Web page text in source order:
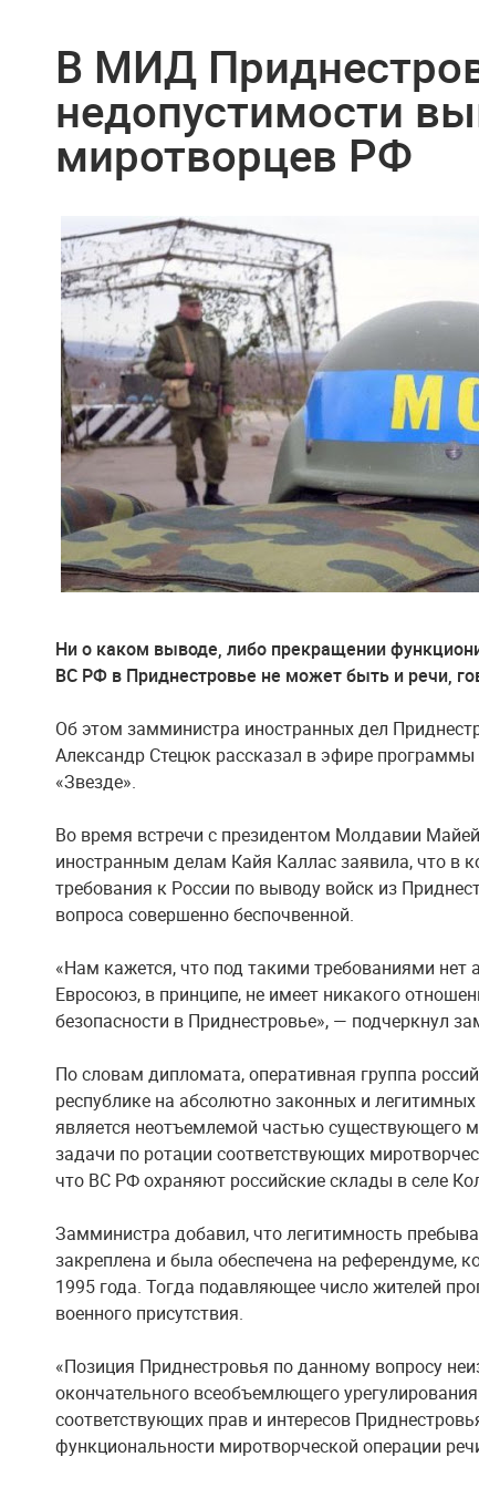
В МИД
недопустимости
миротворцев РФ
Ни о каком выводе, либо прекращении
ВС РФ в Приднестровье не может быть и речи,
Об этом замминистра иностранных дел
Александр Стецюк рассказал в эфире
«Звезде».
Во время встречи с президентом Молдавии
иностранным делам Кайя Каллас заявила, что в
требования к России по выводу войск из
вопроса совершенно беспочвенной.
«Нам кажется, что под такими требованиями
Евросоюз, в принципе, не имеет никакого
безопасности в Приднестровье», — подчеркнул
По словам дипломата, оперативная группа
республике на абсолютно законных и
является неотъемлемой частью существующего
задачи по ротации соответствующих
что ВС РФ охраняют российские склады в селе
Замминистра добавил, что легитимность
закреплена и была обеспечена на референдуме,
1995 года. Тогда подавляющее число жителей
военного присутствия.
«Позиция Приднестровья по данному вопросу
окончательного всеобъемлющего
соответствующих прав и интересов
функциональности миротворческой операции